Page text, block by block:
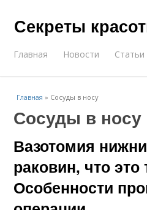
Секреты
Главная Новости Статьи
Главная » Сосуды в носу
Сосуды в носу
Вазотомия
раковин, что это
Особенности